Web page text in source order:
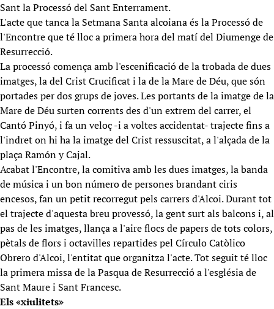
Sant la Processó del Sant Enterrament.
L'acte que tanca la Setmana Santa alcoiana és la Processó de
l'Encontre que té lloc a primera hora del matí del Diumenge de
Resurrecció.
La processó comença amb l'escenificació de la trobada de dues
imatges, la del Crist Crucificat i la de la Mare de Déu, que són
portades per dos grups de joves. Les portants de la imatge de la
Mare de Déu surten corrents des d'un extrem del carrer, el
Cantó Pinyó, i fa un veloç -i a voltes accidentat- trajecte fins a
l'indret on hi ha la imatge del Crist ressuscitat, a l'alçada de la
plaça Ramón y Cajal.
Acabat l'Encontre, la comitiva amb les dues imatges, la banda
de música i un bon número de persones brandant ciris
encesos, fan un petit recorregut pels carrers d'Alcoi. Durant tot
el trajecte d'aquesta breu provessó, la gent surt als balcons i, al
pas de les imatges, llança a l'aire flocs de papers de tots colors,
pètals de flors i octavilles repartides pel Círculo Catòlico
Obrero d'Alcoi, l'entitat que organitza l'acte. Tot seguit té lloc
la primera missa de la Pasqua de Resurrecció a l'església de
Sant Maure i Sant Francesc.
Els «xiulitets»